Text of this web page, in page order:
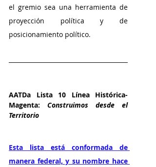
el gremio sea una herramienta de
proyección política y de
posicionamiento político.
AATDa Lista 10 Línea Histórica-
Magenta: Construimos desde el
Territorio
Esta lista está conformada de
manera federal, y su nombre hace